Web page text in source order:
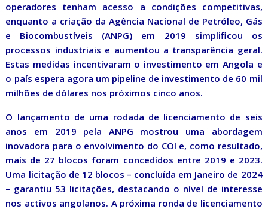
operadores tenham acesso a condições competitivas,
enquanto a criação da Agência Nacional de Petróleo, Gás
e Biocombustíveis (ANPG) em 2019 simplificou os
processos industriais e aumentou a transparência geral.
Estas medidas incentivaram o investimento em Angola e
o país espera agora um pipeline de investimento de 60 mil
milhões de dólares nos próximos cinco anos.
O lançamento de uma rodada de licenciamento de seis
anos em 2019 pela ANPG mostrou uma abordagem
inovadora para o envolvimento do COI e, como resultado,
mais de 27 blocos foram concedidos entre 2019 e 2023.
Uma licitação de 12 blocos – concluída em Janeiro de 2024
– garantiu 53 licitações, destacando o nível de interesse
nos activos angolanos. A próxima ronda de licenciamento